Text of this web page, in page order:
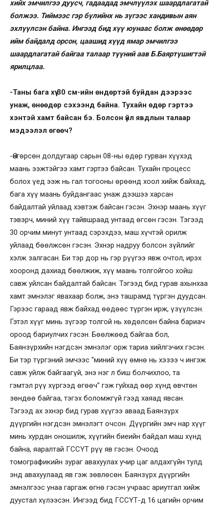
хийх эмчилгээ дуусч, гадаадад эмчлүүлэх шаардлагатай
болжээ. Тиймээс гэр бүлийнх нь зүгээс хандивын аян
эхлүүлсэн байна. Ингээд бид хүү юунаас болж өнөөдөр
ийм байдалд орсон, цаашид хүүд ямар эмчилгээ
шаардлагатай байгаа талаар түүний аав Б.Баяртүшигтэй
ярилцлаа.
-Таны бага хүү 30 см-ийн өндөртэй буйдан дээрээс
унаж, өнөөдөр сэхээнд байна. Тухайн өдөр гэртээ
хэнтэй хамт байсан бэ. Болсон үйл явдлын талаар
мэдээлэл өгөөч?
-Өнгөрсөн долдугаар сарын 08-ны өдөр гурван хүүхэд
маань ээжтэйгээ хамт гэртээ байсан. Тухайн процесс
болох үед ээж нь гал тогооны өрөөнд хоол хийж байхад,
бага хүү маань буйдангаас унаж дээшээ харсан
байдалтай уйлаад хэвтэж байсан гэсэн. Эхнэр маань хүүг
тэвэрч, миний хүү тайвшраад унтаад өгсөн гэсэн. Тэгээд
30 орчим минут унтаад сэрэхдээ, маш хүчтэй орилж
уйлаад бөөлжсөн гэсэн. Эхнэр надруу болсон зүйлийг
хэлж залгасан. Би тэр дор нь гэр рүүгээ явж очтол, ирэх
хооронд дахиад бөөлжиж, хүү маань толгойгоо хойш
савж уйлсан байдалтай байсан. Тэгээд бид гурав ахынхаа
хамт эмнэлэг явахаар болж, энэ ташрамд түргэн дуудсан.
Гэрээс гараад явж байхад өөдөөс түргэн ирж, үзүүлсэн.
Гэтэл хүүг минь зүгээр толгой нь хөдөлсөн байна бариач
ороод бариулчих гэсэн. Бөөлжөөд байгаа бол,
Баянзүрхийн нэгдсэн эмнэлэг орж тариа хийлгэчих гэсэн.
Би тэр түргэний эмчээс “миний хүү өмнө нь хэзээ ч ингэж
савж уйлж байгаагүй, энэ нэг л биш болчихлоо, та
гэмтэл рүү хүргээд өгөөч” гэж гуйхад өөр хүнд өвчтөн
зөндөө байгаа, тэгэх боломжгүй гээд хаяад явсан.
Тэгээд ах эхнэр бид гурав хүүгээ аваад Баянзүрх
дүүргийн нэгдсэн эмнэлэгт очсон. Дүүргийн эмч нар хүүг
минь хурдан оношилж, хүүгийн биеийн байдал маш хүнд
байна, яаралтай ГССҮТ рүү яв гэсэн. Очоод
томографикийн зураг авахуулах учир цаг алдахгүйн тулд
энд авахуулаад яв гэж зөвлөсөн. Баянзүрх дүүргийн
эмнэлгээс унаа гаргаж өгнө гэсэн учраас ариутгал хийж
дуустал хүлээсэн. Ингээд бид ГССҮТ-д 16 цагийн орчим